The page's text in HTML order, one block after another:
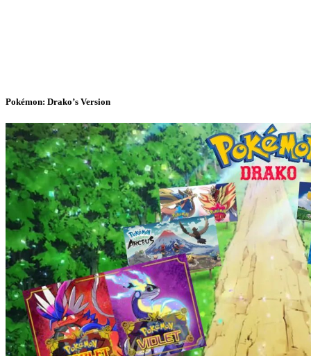
Pokémon: Drako’s Version